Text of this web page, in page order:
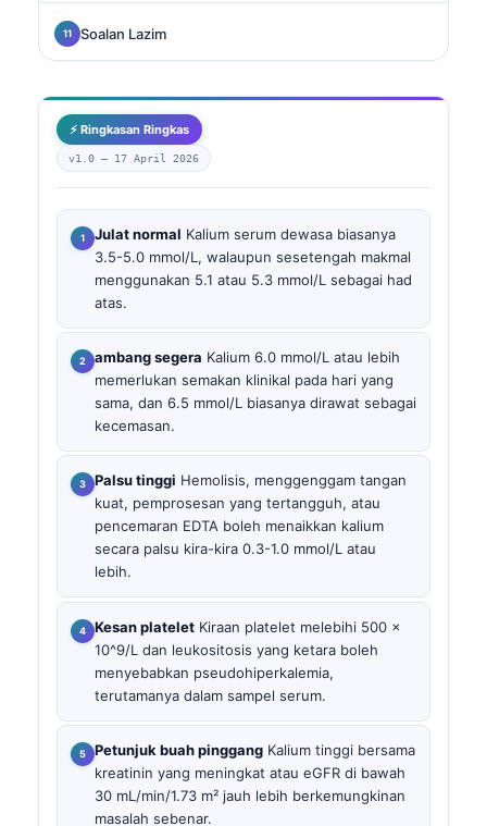
Soalan Lazim
⚡ Ringkasan Ringkas
v1.0 — 17 April 2026
Julat normal Kalium serum dewasa biasanya
3.5-5.0 mmol/L, walaupun sesetengah makmal
menggunakan 5.1 atau 5.3 mmol/L sebagai had
atas.
ambang segera Kalium 6.0 mmol/L atau lebih
memerlukan semakan klinikal pada hari yang
sama, dan 6.5 mmol/L biasanya dirawat sebagai
kecemasan.
Palsu tinggi Hemolisis, menggenggam tangan
kuat, pemprosesan yang tertangguh, atau
pencemaran EDTA boleh menaikkan kalium
secara palsu kira-kira 0.3-1.0 mmol/L atau
lebih.
Kesan platelet Kiraan platelet melebihi 500 x
10^9/L dan leukositosis yang ketara boleh
menyebabkan pseudohiperkalemia,
terutamanya dalam sampel serum.
Petunjuk buah pinggang Kalium tinggi bersama
kreatinin yang meningkat atau eGFR di bawah
30 mL/min/1.73 m² jauh lebih berkemungkinan
masalah sebenar.